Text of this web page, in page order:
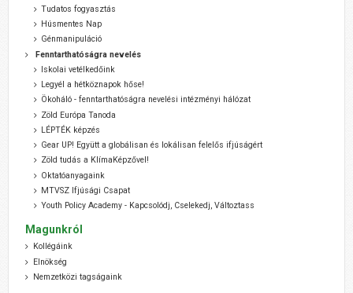
Tudatos fogyasztás
Húsmentes Nap
Génmanipuláció
Fenntarthatóságra nevelés
Iskolai vetélkedőink
Legyél a hétköznapok hőse!
Ökoháló - fenntarthatóságra nevelési intézményi hálózat
Zöld Európa Tanoda
LÉPTÉK képzés
Gear UP! Együtt a globálisan és lokálisan felelős ifjúságért
Zöld tudás a KlímaKépzővel!
Oktatóanyagaink
MTVSZ Ifjúsági Csapat
Youth Policy Academy - Kapcsolódj, Cselekedj, Változtass
Magunkról
Kollégáink
Elnökség
Nemzetközi tagságaink